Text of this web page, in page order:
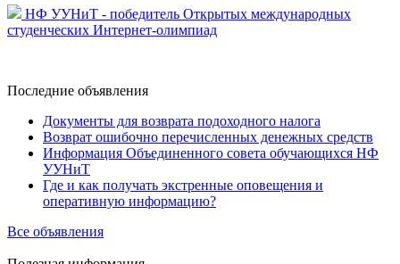
НФ УУНиТ - победитель Открытых международных
студенческих Интернет-олимпиад
Последние объявления
Документы для возврата подоходного налога
Возврат ошибочно перечисленных денежных средств
Информация Объединенного совета обучающихся НФ
УУНиТ
Где и как получать экстренные оповещения и
оперативную информацию?
Все объявления